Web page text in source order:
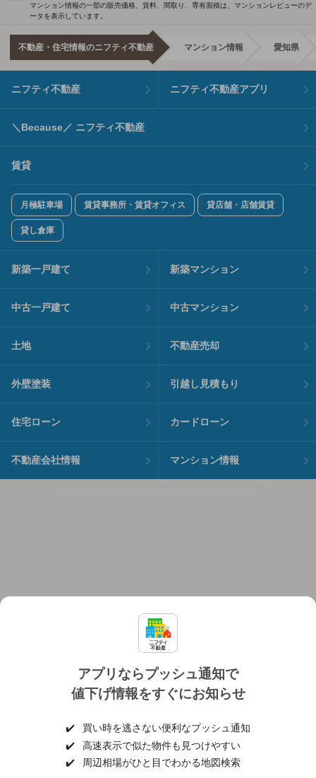
アプリならプッシュ通知で
値下げ情報をすぐにお知らせ
✔️
買い時を逃さない便利なプッシュ通知
✔️
高速表示で似た物件も見つけやすい
✔️
周辺相場がひと目でわかる地図検索
マンション情報の一部の販売価格、賃料、間取り、専有面積は、マンションレビューのデ
ータを表示しています。
不動産・住宅情報のニフティ不動産 マンション情報 愛知県
ニフティ不動産 ニフティ不動産アプリ
＼Because／ ニフティ不動産
賃貸
月極駐車場 賃貸事務所・賃貸オフィス 貸店舗・店舗賃貸
貸し倉庫
新築一戸建て 新築マンション
中古一戸建て 中古マンション
土地 不動産売却
外壁塗装 引越し見積もり
住宅ローン カードローン
不動産会社情報 マンション情報
個人情報保護ポリシー 利用規約
ヘルプ・お問い合わせ 採用情報